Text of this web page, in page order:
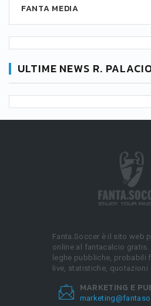
FANTA MEDIA
ULTIME NEWS R.
Fanta.Soccer è il sito web
online al fantacalcio gratis.
leghe pubbliche, probabili
live, statistiche, quotazioni
MARKETING E